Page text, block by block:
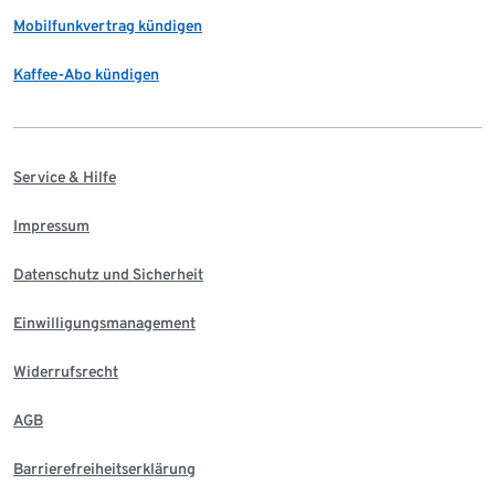
Mobilfunkvertrag kündigen
Kaffee-Abo kündigen
Service & Hilfe
Impressum
Datenschutz und Sicherheit
Einwilligungsmanagement
Widerrufsrecht
AGB
Barrierefreiheitserklärung